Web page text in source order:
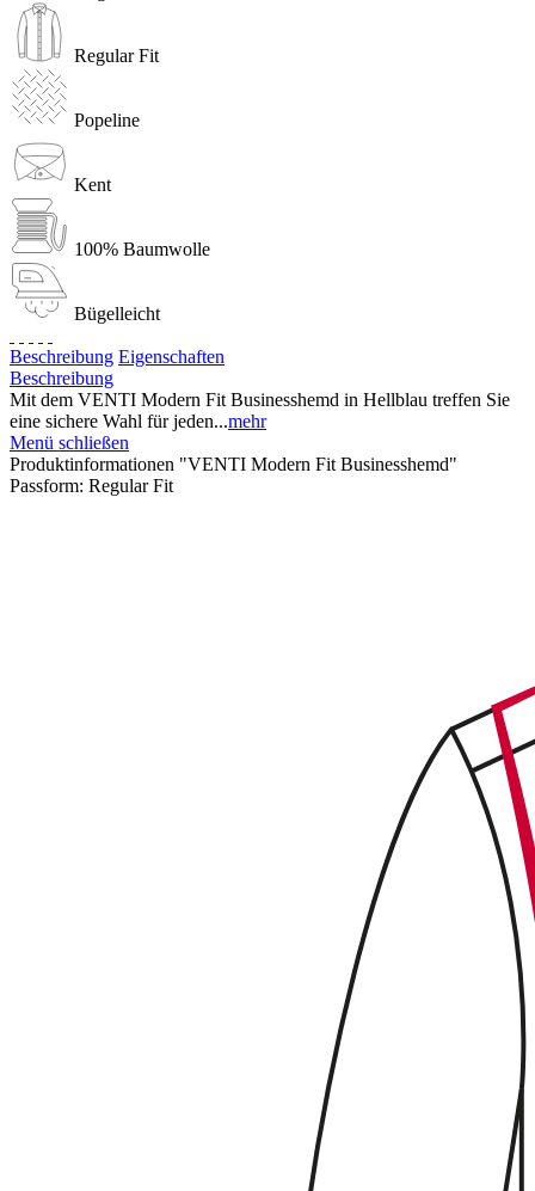
Regular Fit
Popeline
Kent
100% Baumwolle
Bügelleicht
Beschreibung Eigenschaften
Beschreibung
Mit dem VENTI Modern Fit Businesshemd in Hellblau treffen Sie
eine sichere Wahl für jeden...mehr
Menü schließen
Produktinformationen "VENTI Modern Fit Businesshemd"
Passform: Regular Fit